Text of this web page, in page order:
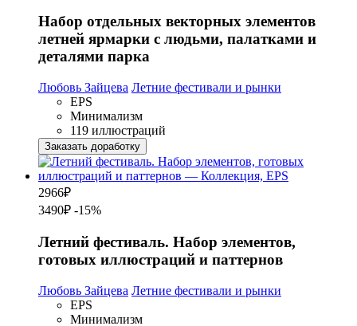
Набор отдельных векторных элементов
летней ярмарки с людьми, палатками и
деталями парка
Любовь Зайцева Летние фестивали и рынки
EPS
Минимализм
119 иллюстраций
Заказать доработку
2966₽
3490₽ -15%
Летний фестиваль. Набор элементов,
готовых иллюстраций и паттернов
Любовь Зайцева Летние фестивали и рынки
EPS
Минимализм